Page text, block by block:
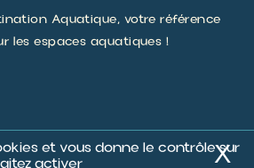
les espaces aquatiques !
Légales CGV CGU
Pole Position et Qualité de Service par
création site internet orléans
QualiNet
et vous donne le contrôle sur
activer
X